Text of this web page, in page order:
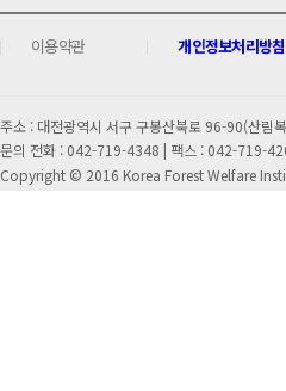
이용약관 개인정보처리방침
주소 : 대전광역시 서구 구봉산북로 96-90(산림
문의 전화 : 042-719-4348 | 팩스 : 042-719-
Copyright © 2016 Korea Forest Welfare